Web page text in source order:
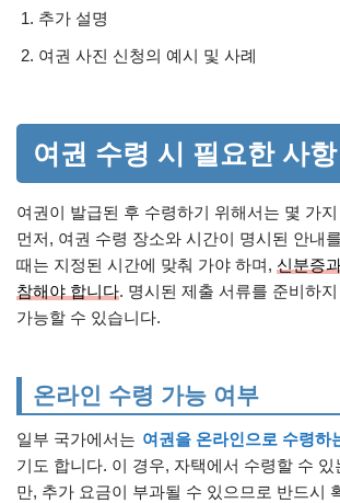
추가 설명
여권 사진 신청의 예시 및 사례
여권 수령 시 필요한 사항
여권이 발급된 후 수령하기 위해서는 몇 가
먼저, 여권 수령 장소와 시간이 명시된 안내
때는 지정된 시간에 맞춰 가야 하며, 신분증
참해야 합니다. 명시된 제출 서류를 준비하
가능할 수 있습니다.
온라인 수령 가능 여부
일부 국가에서는 여권을 온라인으로 수령하
기도 합니다. 이 경우, 자택에서 수령할 수 있
만, 추가 요금이 부과될 수 있으므로 반드시